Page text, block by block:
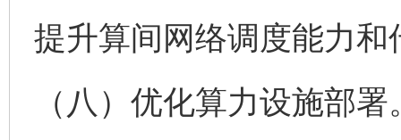
提升算间网络调度能力
（八）优化算力设施部